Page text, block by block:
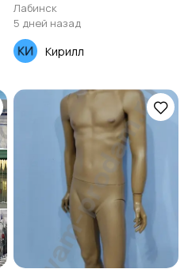
Лабинск
5 дней назад
Кирилл